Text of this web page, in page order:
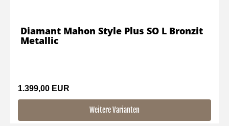
1.399,00 EUR
Weitere Varianten
Diamant Mahon Style Plus SO L Bronzit
Metallic